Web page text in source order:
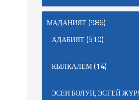
МАДАНИЯТ(986)
АДАБИЯТ(510)
КЫЛКАЛЕМ(14)
ЭСЕН БОЛУП, ЭСТЕЙ ЖҮР!